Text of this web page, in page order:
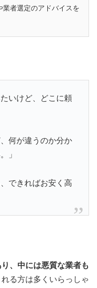
業者選定のアドバイスを
いけど、どこに頼
何が違うのか分か
」
できればお安く高
、中には悪質な業者も
る方は多くいらっしゃ